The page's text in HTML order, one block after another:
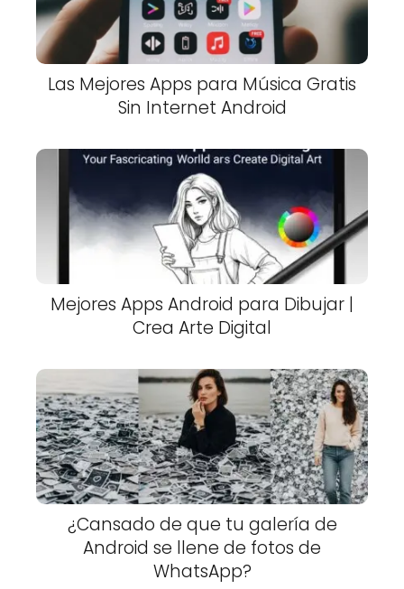
Las Mejores Apps para Música Gratis
Sin Internet Android
Mejores Apps Android para Dibujar |
Crea Arte Digital
¿Cansado de que tu galería de
Android se llene de fotos de
WhatsApp?